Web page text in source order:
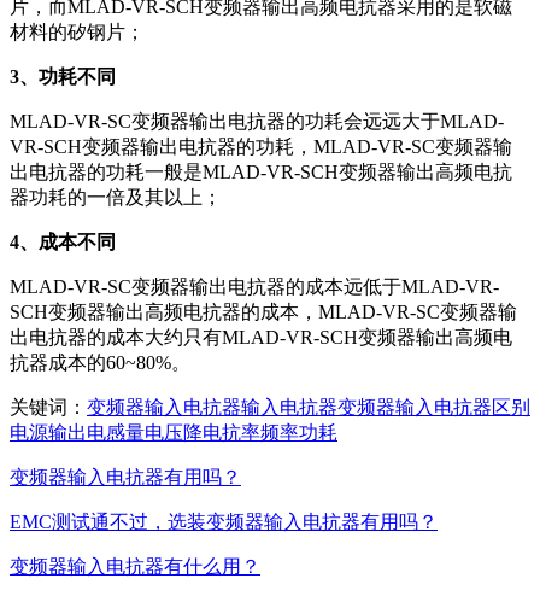
片，而MLAD-VR-SCH变频器输出高频电抗器采用的是软磁
材料的矽钢片；
3、功耗不同
MLAD-VR-SC变频器输出电抗器的功耗会远远大于MLAD-
VR-SCH变频器输出电抗器的功耗，MLAD-VR-SC变频器输
出电抗器的功耗一般是MLAD-VR-SCH变频器输出高频电抗
器功耗的一倍及其以上；
4、成本不同
MLAD-VR-SC变频器输出电抗器的成本远低于MLAD-VR-
SCH变频器输出高频电抗器的成本，MLAD-VR-SC变频器输
出电抗器的成本大约只有MLAD-VR-SCH变频器输出高频电
抗器成本的60~80%。
关键词： 变频器输入 电抗器输入电抗器变频器输入电抗器区别
电源输出电感量电压降电抗率频率功耗
变频器输入电抗器有用吗？
EMC测试通不过，选装变频器输入电抗器有用吗？
变频器输入电抗器有什么用？